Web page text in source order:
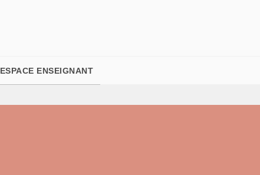
ESPACE ENSEIGNANT